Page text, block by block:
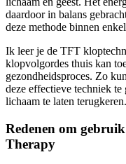
daardoor in balans
deze methode binnen
Ik leer je de TFT
klopvolgordes thuis kan
gezondheidsproces. Zo
deze effectieve techniek
lichaam te laten terugkeren.
Redenen om
Therapy